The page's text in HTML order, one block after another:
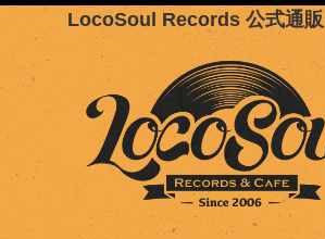
LocoSoul Records 公式通販